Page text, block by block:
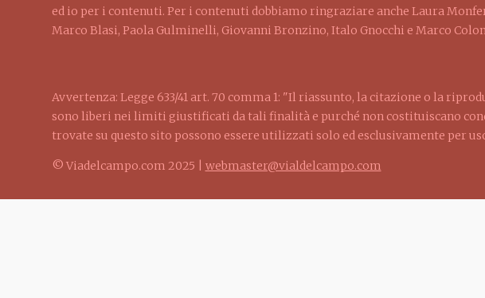
ed io per i contenuti. Per i contenuti dobbiamo ringraziare anche Laura
Marco Blasi, Paola Gulminelli, Giovanni Bronzino, Italo Gnocchi e Marco
Avvertenza: Legge 633/41 art. 70 comma 1: "Il riassunto, la citazione o la
sono liberi nei limiti giustificati da tali finalità e purché non costituiscano
trovate su questo sito possono essere utilizzati solo ed esclusivamente per
© Viadelcampo.com 2025 | webmaster@vialdelcampo.com